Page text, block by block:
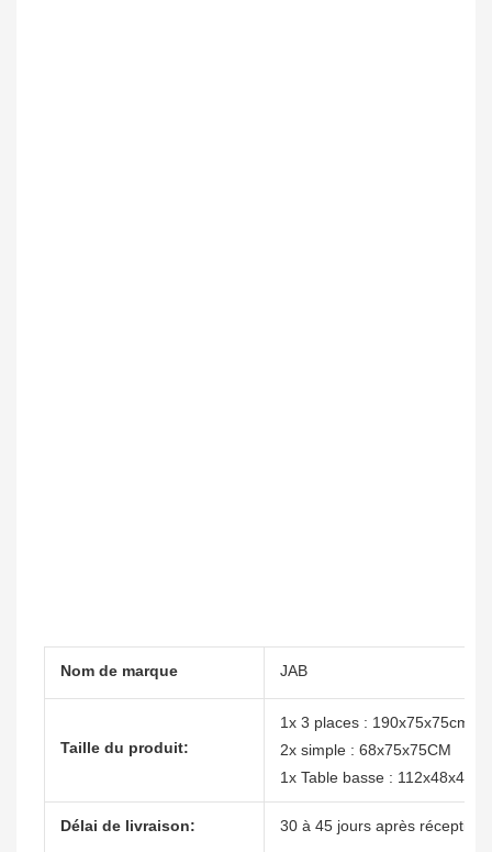
Nom de marque JAB
Taille du produit:
1x 3 places : 190x75x75cm
2x simple : 68x75x75CM
1x Table basse :
Délai de livraison: 30 à 45 jours après réception